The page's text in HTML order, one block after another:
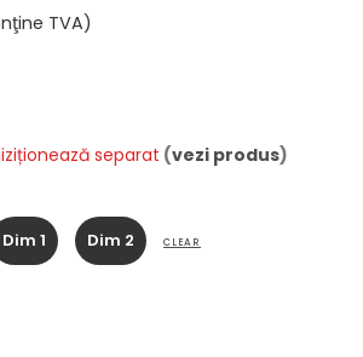
TVA)
separat (vezi produs)
Dim 1 Dim 2 CLEAR